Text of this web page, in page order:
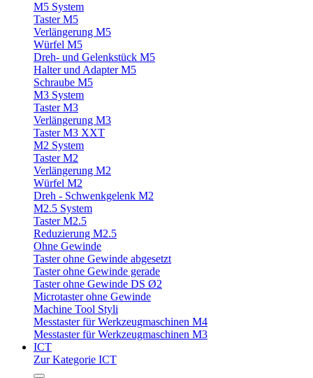
M5 System
Taster M5
Verlängerung M5
Würfel M5
Dreh- und Gelenkstück M5
Halter und Adapter M5
Schraube M5
M3 System
Taster M3
Verlängerung M3
Taster M3 XXT
M2 System
Taster M2
Verlängerung M2
Würfel M2
Dreh - Schwenkgelenk M2
M2.5 System
Taster M2.5
Reduzierung M2.5
Ohne Gewinde
Taster ohne Gewinde abgesetzt
Taster ohne Gewinde gerade
Taster ohne Gewinde DS Ø2
Microtaster ohne Gewinde
Machine Tool Styli
Messtaster für Werkzeugmaschinen M4
Messtaster für Werkzeugmaschinen M3
ICT
Zur Kategorie ICT